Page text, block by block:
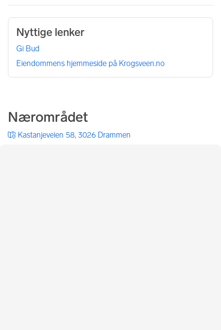
Nyttige lenker
Gi Bud
Eiendommens hjemmeside på Krogsveen.no
Nærområdet
Kastanjeveien 58, 3026 Drammen